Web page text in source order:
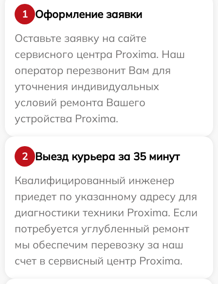
1
Оформление заявки
Оставьте заявку на сайте
сервисного центра Proxima. Наш
оператор перезвонит Вам для
уточнения индивидуальных
условий ремонта Вашего
устройства Proxima.
2
Выезд курьера за 35 минут
Квалифицированный инженер
приедет по указанному адресу для
диагностики техники Proxima. Если
потребуется углубленный ремонт
мы обеспечим перевозку за наш
счет в сервисный центр Proxima.